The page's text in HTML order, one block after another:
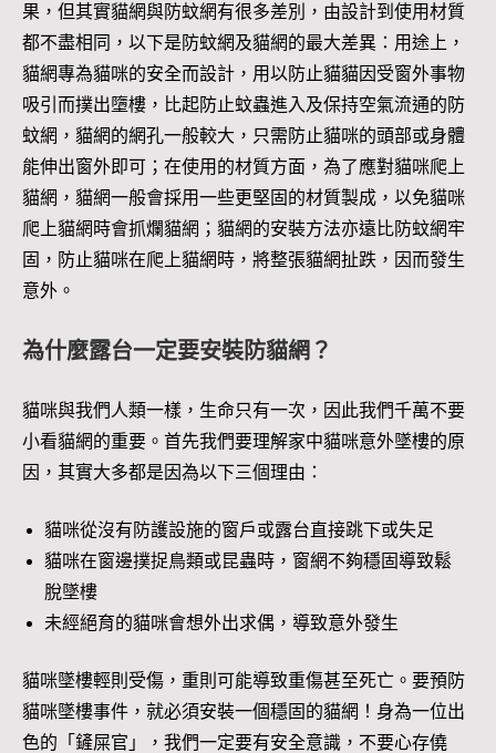
果，但其實貓網與防蚊網有很多差別，由設計到使用材質
都不盡相同，以下是防蚊網及貓網的最大差異：用途上，
貓網專為貓咪的安全而設計，用以防止貓貓因受窗外事物
吸引而撲出墮樓，比起防止蚊蟲進入及保持空氣流通的防
蚊網，貓網的網孔一般較大，只需防止貓咪的頭部或身體
能伸出窗外即可；在使用的材質方面，為了應對貓咪爬上
貓網，貓網一般會採用一些更堅固的材質製成，以免貓咪
爬上貓網時會抓爛貓網；貓網的安裝方法亦遠比防蚊網牢
固，防止貓咪在爬上貓網時，將整張貓網扯跌，因而發生
意外。
為什麼露台一定要安裝防貓網？
貓咪與我們人類一樣，生命只有一次，因此我們千萬不要
小看貓網的重要。首先我們要理解家中貓咪意外墜樓的原
因，其實大多都是因為以下三個理由：
貓咪從沒有防護設施的窗戶或露台直接跳下或失足
貓咪在窗邊撲捉鳥類或昆蟲時，窗網不夠穩固導致鬆
脫墜樓
未經絕育的貓咪會想外出求偶，導致意外發生
貓咪墜樓輕則受傷，重則可能導致重傷甚至死亡。要預防
貓咪墜樓事件，就必須安裝一個穩固的貓網！身為一位出
色的「鏟屎官」，我們一定要有安全意識，不要心存僥